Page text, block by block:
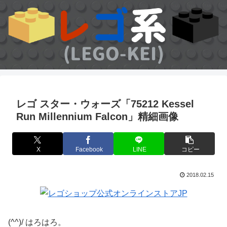
レゴ スター・ウォーズ「75212 Kessel
Run Millennium Falcon」精細画像
X Facebook LINE コピー
2018.02.15
(^^)/ はろはろ。